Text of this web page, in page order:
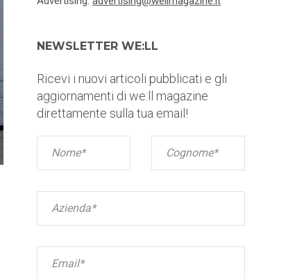
NEWSLETTER WE:LL
Ricevi i nuovi articoli pubblicati e gli
aggiornamenti di we:ll magazine
direttamente sulla tua email!